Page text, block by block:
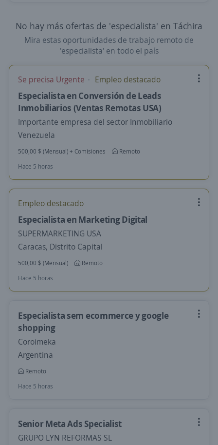
No hay más ofertas de 'especialista' en Táchira
Mira estas oportunidades de trabajo remoto de
'especialista' en todo el país
Se precisa Urgente Empleo destacado
Especialista en Conversión de Leads
Inmobiliarios (Ventas Remotas USA)
Importante empresa del sector Inmobiliario
Venezuela
500,00 $ (Mensual) + Comisiones
Remoto
Hace 5 horas
Empleo destacado
Especialista en Marketing Digital
SUPERMARKETING USA
Caracas, Distrito Capital
500,00 $ (Mensual)
Remoto
Hace 5 horas
Especialista sem ecommerce y google
shopping
Coroimeka
Argentina
Remoto
Hace 5 horas
Senior Meta Ads Specialist
GRUPO LYN REFORMAS SL